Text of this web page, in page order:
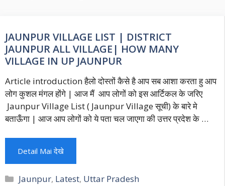
JAUNPUR VILLAGE LIST | DISTRICT
JAUNPUR ALL VILLAGE| HOW MANY
VILLAGE IN UP JAUNPUR
Article introduction हैलो दोस्तों कैसे है आप सब आशा करता हु आप
लोग कुशल मंगल होंगे | आज मैं आप लोगों को इस आर्टिकल के जरिए
Jaunpur Village List ( Jaunpur Village सूची) के बारे मे
बताऊँगा | आज आप लोगों को ये पता चल जाएगा की उत्तर प्रदेश के …
Detail Mai देखे
Categories
Jaunpur, Latest, Uttar Pradesh